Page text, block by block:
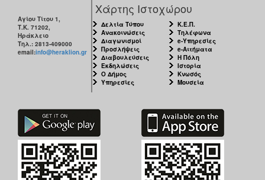
Αγίου Τίτου 1,
Τ.Κ. 71202,
Ηράκλειο
Τηλ.: 2813-409000
email:info@heraklion.gr
Χάρτης Ιστοχώρου
Δελτία Τύπου
Ανακοινώσεις
Διαγωνισμοί
Προσλήψεις
Διαβουλεύσεις
Εκδηλώσεις
Ο Δήμος
Υπηρεσίες
Κ.Ε.Π.
Τηλέφωνα
e-Υπηρεσίες
e-Αιτήματα
Η Πόλη
Ιστορία
Κνωσός
Μουσεία